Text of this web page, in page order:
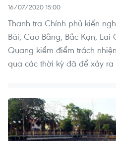
16/07/2020 15:00
Thanh tra Chính phủ kiến
Bái, Cao Bằng, Bắc Kạn, Lai
Quang kiểm điểm trách
qua các thời kỳ đã để xảy